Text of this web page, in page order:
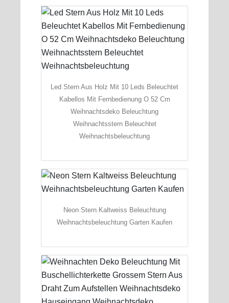
Led Stern Aus Holz Mit 10 Leds Beleuchtet
Kabellos Mit Fernbedienung O 52 Cm
Weihnachtsdeko Beleuchtung
Weihnachtsstern Beleuchtet
Weihnachtsbeleuchtung
Neon Stern Kaltweiss Beleuchtung
Weihnachtsbeleuchtung Garten Kaufen